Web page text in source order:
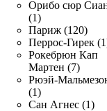
Орибо сюр
(1)
Париж (120)
Перрос-Гирек
Рокебрюн Кап
Мартен (7)
Рюэй-
(1)
Сан Агнес (1)